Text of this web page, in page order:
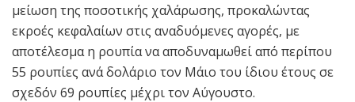
μείωση της ποσοτικής χαλάρωσης, προκαλώντας
εκροές κεφαλαίων στις αναδυόμενες αγορές, με
αποτέλεσμα η ρουπία να αποδυναμωθεί από περίπου
55 ρουπίες ανά δολάριο τον Μάιο του ίδιου έτους σε
σχεδόν 69 ρουπίες μέχρι τον Αύγουστο.